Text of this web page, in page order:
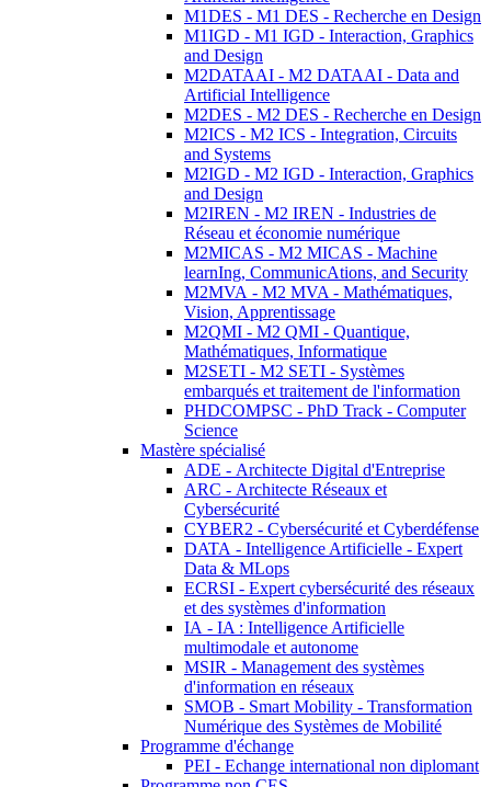
M1DES - M1 DES - Recherche en Design
M1IGD - M1 IGD - Interaction, Graphics
and Design
M2DATAAI - M2 DATAAI - Data and
Artificial Intelligence
M2DES - M2 DES - Recherche en Design
M2ICS - M2 ICS - Integration, Circuits
and Systems
M2IGD - M2 IGD - Interaction, Graphics
and Design
M2IREN - M2 IREN - Industries de
Réseau et économie numérique
M2MICAS - M2 MICAS - Machine
learnIng, CommunicAtions, and Security
M2MVA - M2 MVA - Mathématiques,
Vision, Apprentissage
M2QMI - M2 QMI - Quantique,
Mathématiques, Informatique
M2SETI - M2 SETI - Systèmes
embarqués et traitement de l'information
PHDCOMPSC - PhD Track - Computer
Science
Mastère spécialisé
ADE - Architecte Digital d'Entreprise
ARC - Architecte Réseaux et
Cybersécurité
CYBER2 - Cybersécurité et Cyberdéfense
DATA - Intelligence Artificielle - Expert
Data & MLops
ECRSI - Expert cybersécurité des réseaux
et des systèmes d'information
IA - IA : Intelligence Artificielle
multimodale et autonome
MSIR - Management des systèmes
d'information en réseaux
SMOB - Smart Mobility - Transformation
Numérique des Systèmes de Mobilité
Programme d'échange
PEI - Echange international non diplomant